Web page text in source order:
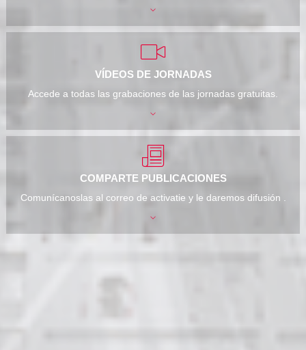
VÍDEOS DE JORNADAS
Accede a todas las grabaciones de las jornadas gratuitas.
COMPARTE PUBLICACIONES
Comunícanoslas al correo de activatie y le daremos difusión .